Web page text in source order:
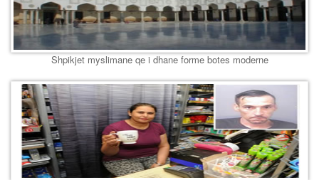
Shpikjet myslimane qe i dhane forme botes moderne